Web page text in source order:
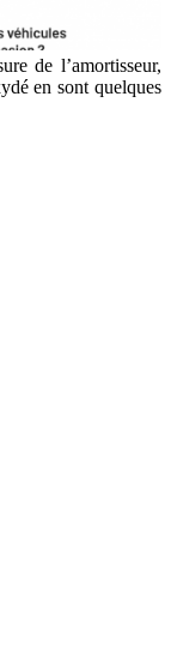
de l’amortisseur,
en sont quelques